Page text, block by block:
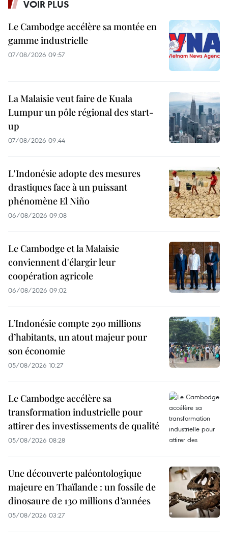
VOIR PLUS
Le Cambodge accélère sa montée en
gamme industrielle
07/08/2026 09:57
La Malaisie veut faire de Kuala
Lumpur un pôle régional des start-
up
07/08/2026 09:44
L'Indonésie adopte des mesures
drastiques face à un puissant
phénomène El Niño
06/08/2026 09:08
Le Cambodge et la Malaisie
conviennent d'élargir leur
coopération agricole
06/08/2026 09:02
L’Indonésie compte 290 millions
d’habitants, un atout majeur pour
son économie
05/08/2026 10:27
Le Cambodge accélère sa
transformation industrielle pour
attirer des investissements de qualité
05/08/2026 08:28
Une découverte paléontologique
majeure en Thaïlande : un fossile de
dinosaure de 130 millions d’années
05/08/2026 03:27